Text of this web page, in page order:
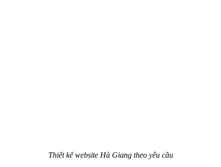
Thiết kế website Hà Giang theo yêu cầu